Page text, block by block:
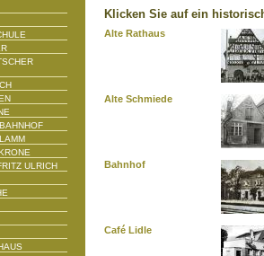
ULRICH
Klicken Sie auf ein
Alte Rathaus
Alte Schmiede
Bahnhof
Café Lidle